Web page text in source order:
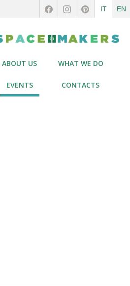
IT EN
ABOUT US WHAT WE DO
EVENTS CONTACTS